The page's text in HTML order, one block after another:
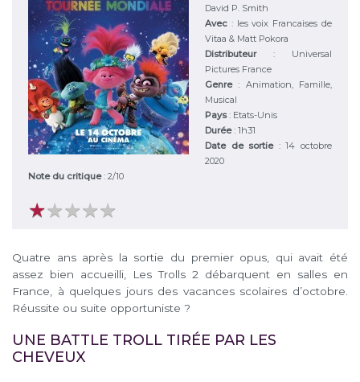
David P. Smith
Avec : les voix Francaises de
Vitaa & Matt Pokora
Distributeur : Universal
Pictures France
Genre: Animation, Famille,
Musical
Pays: Etats-Unis
Durée: 1h31
Date de sortie : 14 octobre
2020
Note du critique: 2/10
★★★★★
★★★★★
Quatre ans après la sortie du premier opus, qui avait été
assez bien accueilli, Les Trolls 2 débarquent en salles en
France, à quelques jours des vacances scolaires d’octobre.
Réussite ou suite opportuniste ?
UNE BATTLE TROLL TIRÉE PAR LES
CHEVEUX